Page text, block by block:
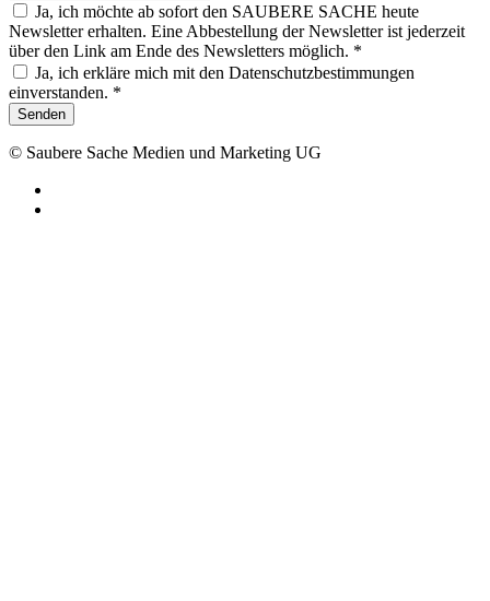
Ja, ich möchte ab sofort den SAUBERE SACHE heute
Newsletter erhalten. Eine Abbestellung der Newsletter ist jederzeit
über den Link am Ende des Newsletters möglich. *
Ja, ich erkläre mich mit den Datenschutzbestimmungen
einverstanden. *
Senden
© Saubere Sache Medien und Marketing UG